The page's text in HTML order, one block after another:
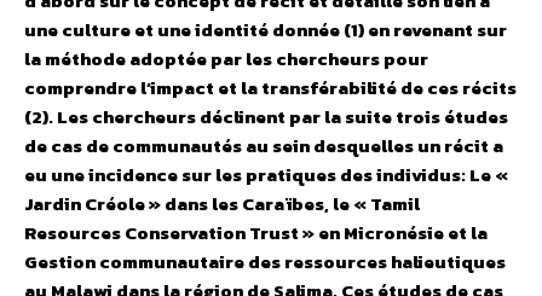
une culture et une identité donnée (1) en revenant sur
la méthode adoptée par les chercheurs pour
comprendre l’impact et la transférabilité de ces récits
(2). Les chercheurs déclinent par la suite trois études
de cas de communautés au sein desquelles un récit a
eu une incidence sur les pratiques des individus: Le «
Jardin Créole » dans les Caraïbes, le « Tamil
Resources Conservation Trust » en Micronésie et la
Gestion communautaire des ressources halieutiques